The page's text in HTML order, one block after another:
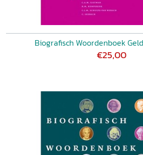
Biografisch Woordenboek
€25,00